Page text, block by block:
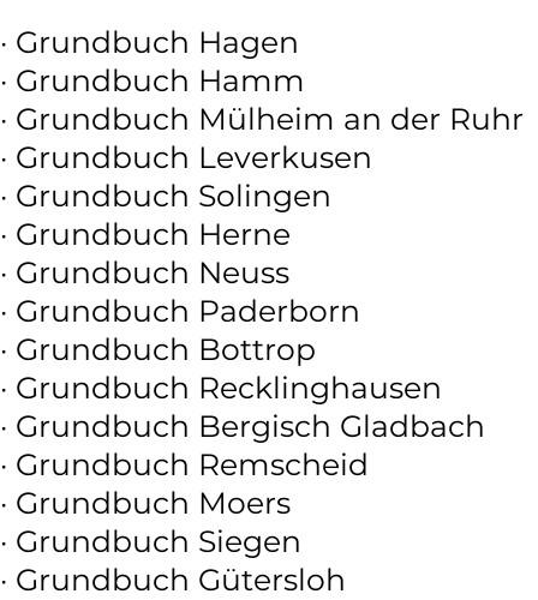
· Grundbuch Hagen
· Grundbuch Hamm
· Grundbuch Mülheim an der Ruhr
· Grundbuch Leverkusen
· Grundbuch Solingen
· Grundbuch Herne
· Grundbuch Neuss
· Grundbuch Paderborn
· Grundbuch Bottrop
· Grundbuch Recklinghausen
· Grundbuch Bergisch Gladbach
· Grundbuch Remscheid
· Grundbuch Moers
· Grundbuch Siegen
· Grundbuch Gütersloh